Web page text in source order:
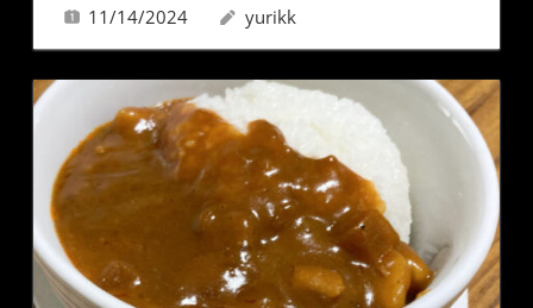
11/14/2024 yurikk